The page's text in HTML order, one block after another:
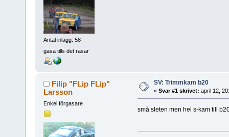
Antal inlägg: 58
gasa tills det rasar
Filip "FLip FLip"
Larsson
Enkel förgasare
SV: Trimmkam b20
« Svar #1 skrivet: april 12,
små sleten men hel s-kam till